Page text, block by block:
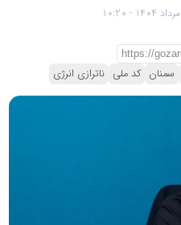
سمنان کد ملی ناترازی انرژی